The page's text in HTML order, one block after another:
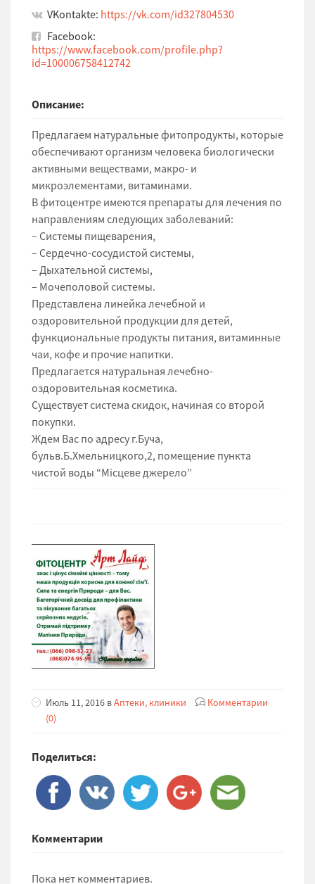
VKontakte: https://vk.com/id327804530
Facebook:
https://www.facebook.com/profile.php?
id=100006758412742
Описание:
Предлагаем натуральные фитопродукты, которые
обеспечивают организм человека биологически
активными веществами, макро- и
микроэлементами, витаминами.
В фитоцентре имеются препараты для лечения по
направлениям следующих заболеваний:
– Системы пищеварения,
– Сердечно-сосудистой системы,
– Дыхательной системы,
– Мочеполовой системы.
Представлена линейка лечебной и
оздоровительной продукции для детей,
функциональные продукты питания, витаминные
чаи, кофе и прочие напитки.
Предлагается натуральная лечебно-
оздоровительная косметика.
Существует система скидок, начиная со второй
покупки.
Ждем Вас по адресу г.Буча,
бульв.Б.Хмельницкого,2, помещение пункта
чистой воды “Місцеве джерело”
Июль 11, 2016 вАптеки, клиники
Комментарии
(0)
Поделиться:
Комментарии
Пока нет комментариев.